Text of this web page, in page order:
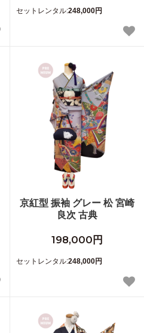
セットレンタル:248,000円
京紅型 振袖 グレー 松 宮崎
良次 古典
198,000円
セットレンタル:248,000円